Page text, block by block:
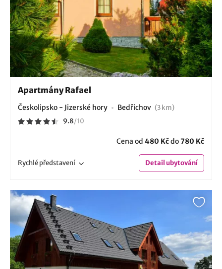
Apartmány Rafael
Českolipsko - Jizerské hory Bedřichov (3 km)
9.8/10
Cena od 480 Kčdo780 Kč
Rychlépředstavení Detailubytování